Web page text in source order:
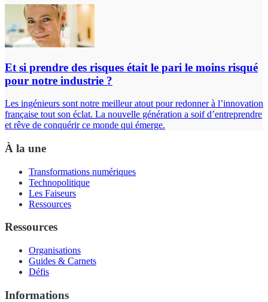
Et si prendre des risques était le pari le moins risqué
pour notre industrie ?
Les ingénieurs sont notre meilleur atout pour redonner à l’innovation
française tout son éclat. La nouvelle génération a soif d’entreprendre
et rêve de conquérir ce monde qui émerge.
À la une
Transformations numériques
Technopolitique
Les Faiseurs
Ressources
Ressources
Organisations
Guides & Carnets
Défis
Informations